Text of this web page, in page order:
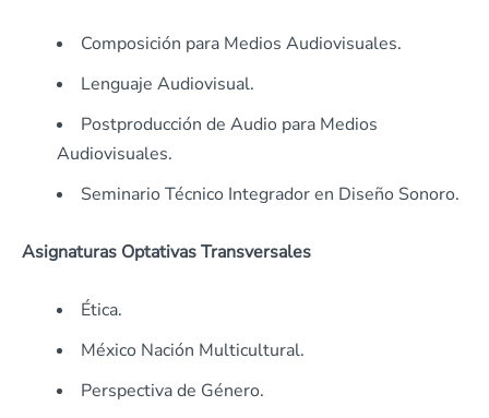
Composición para Medios Audiovisuales.
Lenguaje Audiovisual.
Postproducción de Audio para Medios
Audiovisuales.
Seminario Técnico Integrador en Diseño Sonoro.
Asignaturas Optativas Transversales
Ética.
México Nación Multicultural.
Perspectiva de Género.